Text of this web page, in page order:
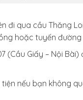
đi qua cầu Thăng
hoặc tuyến đường
(Cầu Giấy – Nội
nếu bạn không